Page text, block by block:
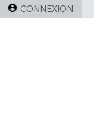
CONNEXION